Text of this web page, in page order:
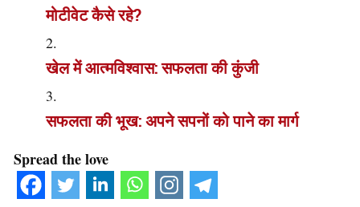
मोटीवेट कैसे रहे?
खेल में आत्मविश्वास: सफलता की कुंजी
सफलता की भूख: अपने सपनों को पाने का मार्ग
Spread the love